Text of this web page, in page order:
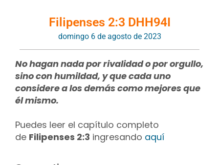
Filipenses 2:3 DHH94I
domingo 6 de agosto de 2023
No hagan nada por rivalidad o por orgullo,
sino con humildad, y que cada uno
considere a los demás como mejores que
él mismo.
Puedes leer el capítulo completo
de Filipenses 2:3 ingresando aquí